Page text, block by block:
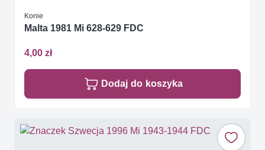
Konie
Malta 1981 Mi 628-629 FDC
4,00 zł
Dodaj do koszyka